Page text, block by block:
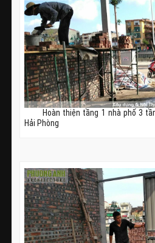
Hoàn thiện tầng 1 nhà phố 3
Hải Phòng